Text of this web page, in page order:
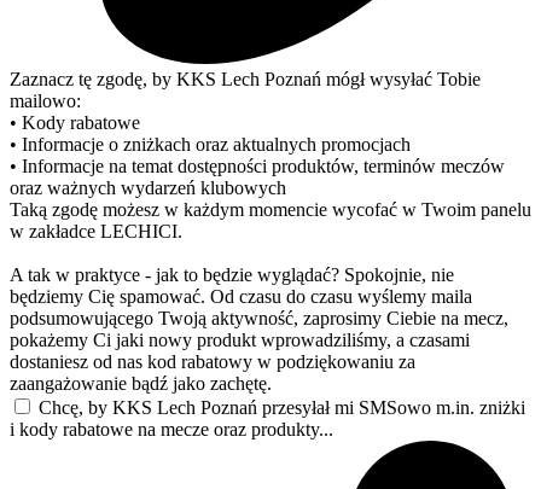
Zaznacz tę zgodę, by KKS Lech Poznań mógł wysyłać Tobie
mailowo:
• Kody rabatowe
• Informacje o zniżkach oraz aktualnych promocjach
• Informacje na temat dostępności produktów, terminów meczów
oraz ważnych wydarzeń klubowych
Taką zgodę możesz w każdym momencie wycofać w Twoim panelu
w zakładce LECHICI.
A tak w praktyce - jak to będzie wyglądać? Spokojnie, nie
będziemy Cię spamować. Od czasu do czasu wyślemy maila
podsumowującego Twoją aktywność, zaprosimy Ciebie na mecz,
pokażemy Ci jaki nowy produkt wprowadziliśmy, a czasami
dostaniesz od nas kod rabatowy w podziękowaniu za
zaangażowanie bądź jako zachętę.
Chcę, by KKS Lech Poznań przesyłał mi SMSowo m.in. zniżki
i kody rabatowe na mecze oraz produkty...